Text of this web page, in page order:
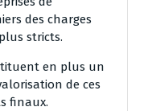
des charges
stricts.
en plus un
de ces
finaux.